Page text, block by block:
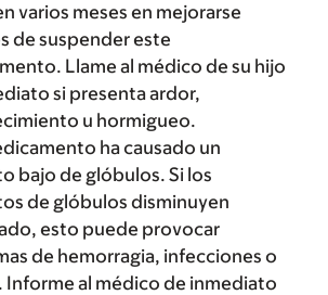
varios meses en mejorarse
de suspender este
Llame al médico de su hijo
si presenta ardor,
u hormigueo.
ha causado un
bajo de glóbulos. Si los
de glóbulos disminuyen
esto puede provocar
de hemorragia, infecciones o
Informe al médico de inmediato